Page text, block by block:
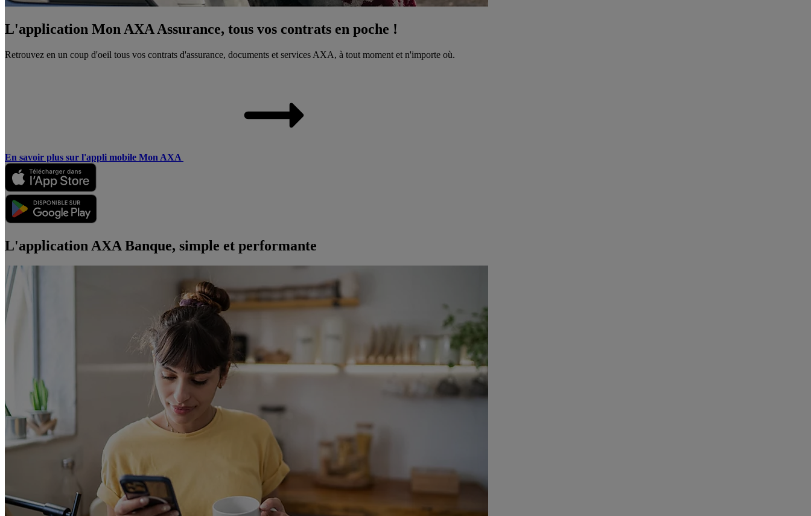
L'application Mon AXA Assurance, tous vos contrats en poche !
Retrouvez en un coup d'oeil tous vos contrats d'assurance, documents et services AXA, à tout moment et n'importe où.
En savoir plus sur l'appli mobile Mon AXA
L'application AXA Banque, simple et performante